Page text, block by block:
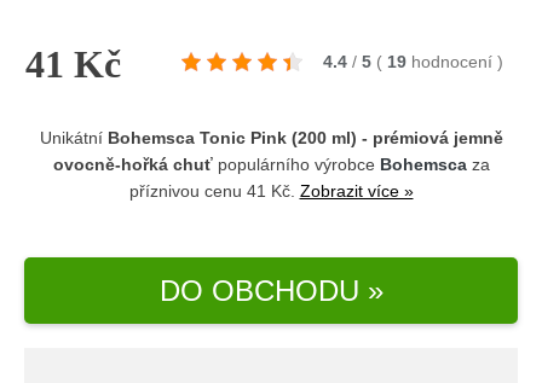
41 Kč 4.4 / 5 ( 19 hodnocení )
Unikátní Bohemsca Tonic Pink (200 ml) - prémiová jemně
ovocně-hořká chuťpopulárního výrobce Bohemscaza
příznivou cenu 41 Kč. Zobrazit více »
DO OBCHODU »